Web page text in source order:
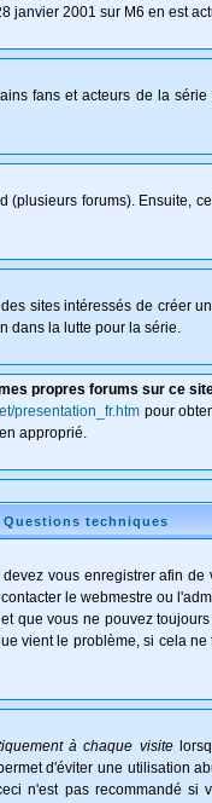
janvier 2001 sur M6 en est
fans et acteurs de la
(plusieurs forums). Ensuite,
sites intéressés de créer
dans la lutte pour la série.
propres forums sur ce
presentation_fr.htmpour
approprié.
Questions techniques
vous enregistrer afin
le webmestre ou
que vous ne pouvez
vient le problème, si cela
à chaque visite
d'éviter une utilisation
n'est pas recommandé si